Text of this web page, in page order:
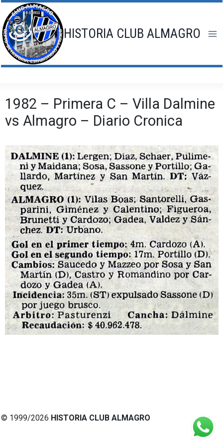
Saltar
al
contenido
HISTORIA CLUB ALMAGRO
1982 – Primera C – Villa Dalmine
vs Almagro – Diario Cronica
© 1999/2026 HISTORIA CLUB ALMAGRO